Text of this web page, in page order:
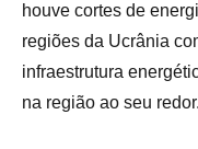
houve cortes de
regiões da Ucrânia
infraestrutura
na região ao seu redor.